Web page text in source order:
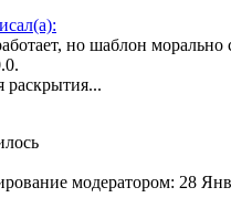
но шаблон морально
модератором: 28